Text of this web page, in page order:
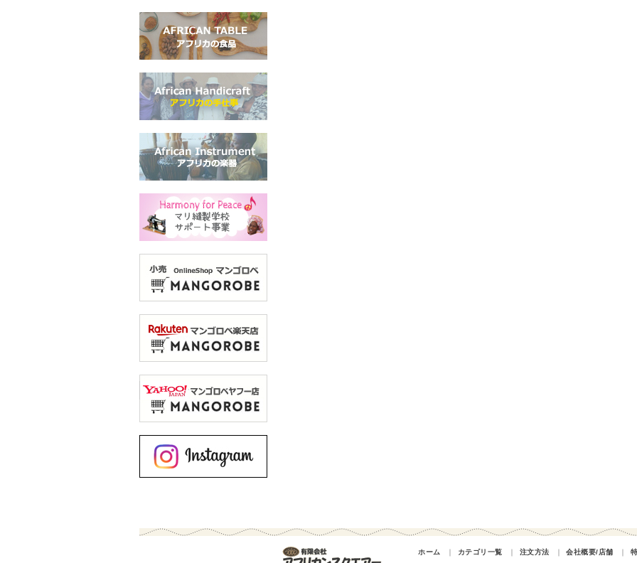
ホーム ｜ カテゴリ一覧 ｜ 注文方法 ｜ 会社概要/店舗 ｜